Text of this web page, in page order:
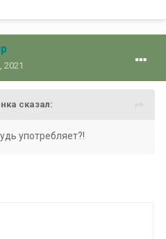
2021
сказал:
употребляет?!